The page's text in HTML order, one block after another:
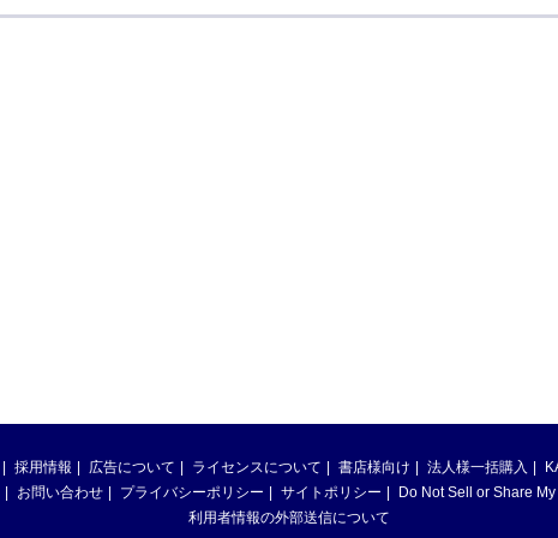
採用情報 広告について ライセンスについて 書店様向け 法人様一括購入
お問い合わせ プライバシーポリシー サイトポリシー
Do Not Sell or Share
利用者情報の外部送信について